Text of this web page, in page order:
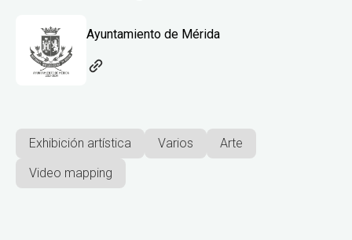
Ayuntamiento de Mérida
Exhibición artística Varios
Arte
Video mapping